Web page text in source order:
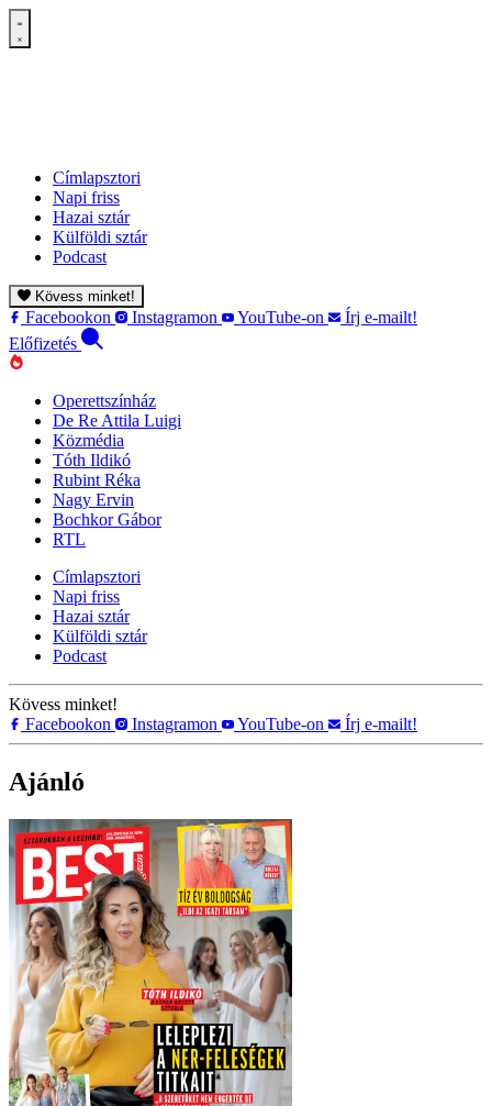
Címlapsztori
Napi friss
Hazai sztár
Külföldi sztár
Podcast
Kövess minket!
Facebookon Instagramon YouTube-on
Írj e-mailt!
Előfizetés
Operettszínház
De Re Attila Luigi
Közmédia
Tóth Ildikó
Rubint Réka
Nagy Ervin
Bochkor Gábor
RTL
Címlapsztori
Napi friss
Hazai sztár
Külföldi sztár
Podcast
Kövess minket!
Facebookon
Instagramon YouTube-on Írj e-mailt!
Ajánló